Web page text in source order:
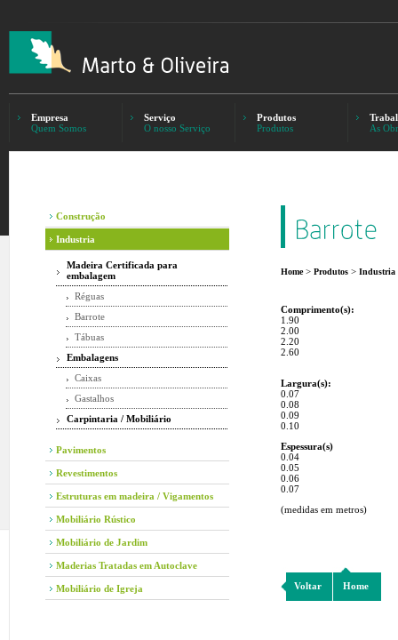
Empresa
Quem Somos
Serviço
O nosso Serviço
Produtos
Produtos
As
Construção
Industria
Madeira Certificada para
embalagem
Réguas
Barrote
Tábuas
Embalagens
Caixas
Gastalhos
Carpintaria / Mobiliário
Pavimentos
Revestimentos
Estruturas em madeira / Vigamentos
Mobiliário Rústico
Mobiliário de Jardim
Maderias Tratadas em Autoclave
Mobiliário de Igreja
Home> Produtos > Industria
Comprimento(s):
1.90
2.00
2.20
2.60
Largura(s):
0.07
0.08
0.09
0.10
Espessura(s)
0.04
0.05
0.06
0.07
(medidas em metros)
Voltar Home